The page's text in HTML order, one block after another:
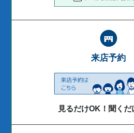
来店予約
見るだけOK！聞くだ